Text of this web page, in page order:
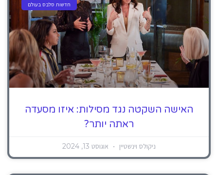
חדשות סלבס בעולם
האישה השקטה נגד מסילות: איזו מסעדה
ראתה יותר?
ניקולס וינשטיין אוגוסט 13, 2024